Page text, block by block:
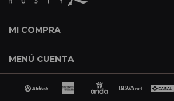
MI COMPRA
MENÚ CUENTA